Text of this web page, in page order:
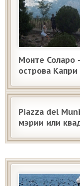
Монте Соларо
острова Капри
Piazza del
мэрии или